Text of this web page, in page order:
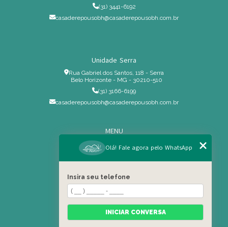
(31) 3441-6192
casaderepousobh@casaderepousobh.com.br
Unidade Serra
Rua Gabriel dos Santos, 118 - Serra
Belo Horizonte - MG - 30210-510
(31) 3166-6199
casaderepousobh@casaderepousobh.com.br
MENU
Home
Institucional
Serviços Especiais
Blog
Residência
Olá! Fale agora pelo WhatsApp
Insira seu telefone
INICIAR CONVERSA